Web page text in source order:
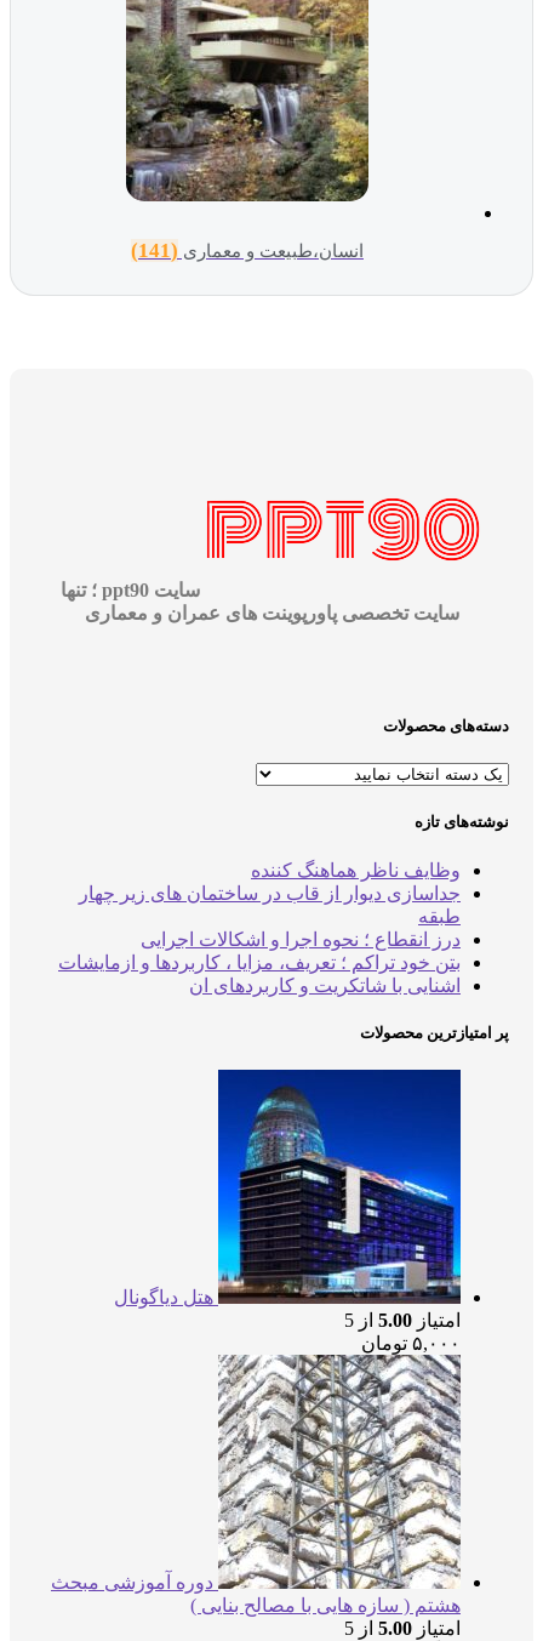
انسان،طبیعت و معماری (141)
سایت ppt90 ؛ تنها
سایت تخصصی پاورپوینت های عمران و معماری
محصولات
تازه
وظایف ناظر هماهنگ کننده
جداسازی دیوار از قاب در ساختمان های زیر چهار
درز انقطاع ؛ نحوه اجرا و اشکالات اجرایی
بتن خود تراکم ؛ تعریف، مزایا ، کاربردها و ازمایشات
اشنایی با شاتکریت و کاربردهای ان
محصولات
هتل دیاگونال
5.00از 5
تومان
دوره آموزشی مبحث
هشتم ( سازه هایی با مصالح بنایی )
5.00از 5